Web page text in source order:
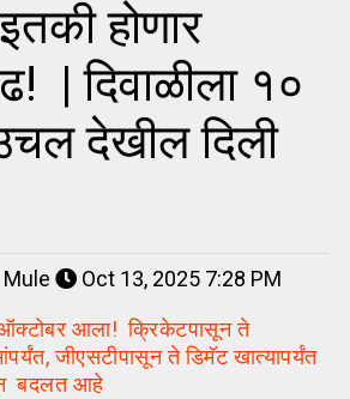
होणार
| दिवाळीला १०
देखील दिली
Oct 13, 2025 7:28 PM
आला! क्रिकेटपासून ते
जीएसटीपासून ते डिमॅट खात्यापर्यंत
बदलत आहे